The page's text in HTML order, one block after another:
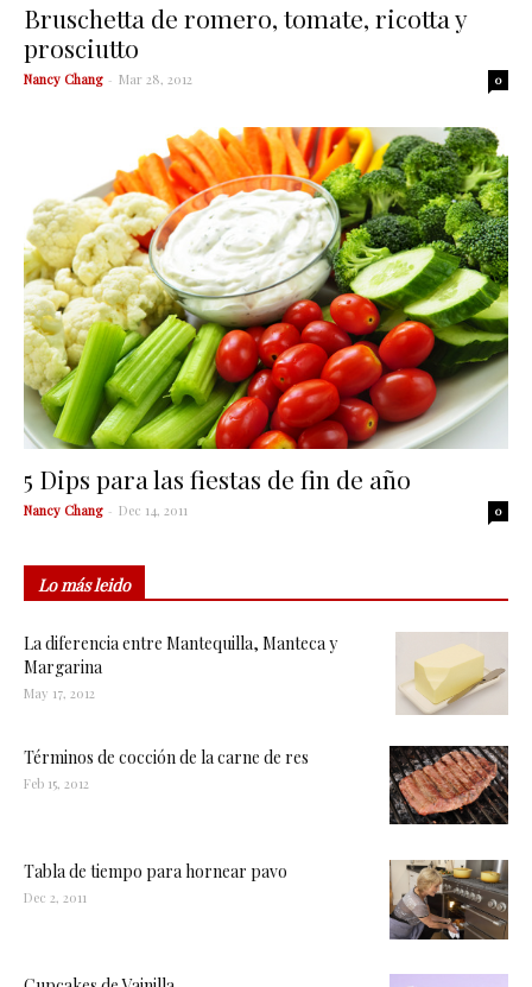
Bruschetta de romero, tomate, ricotta y
prosciutto
Nancy Chang - Mar 28, 2012 0
5 Dips para las fiestas de fin de año
Nancy Chang - Dec 14, 2011 0
Lo más leido
La diferencia entre Mantequilla, Manteca y
Margarina
May 17, 2012
Términos de cocción de la carne de res
Feb 15, 2012
Tabla de tiempo para hornear pavo
Dec 2, 2011